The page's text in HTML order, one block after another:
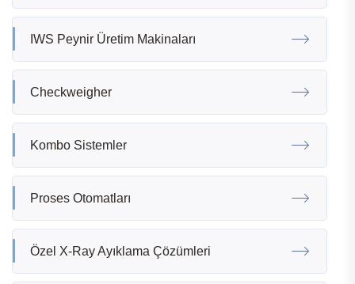
IWS Peynir Üretim Makinaları
Checkweigher
Kombo Sistemler
Proses Otomatları
Özel X-Ray Ayıklama Çözümleri